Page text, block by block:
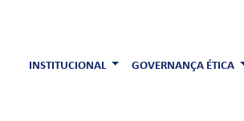
INSTITUCIONAL GOVERNANÇA ÉTICA